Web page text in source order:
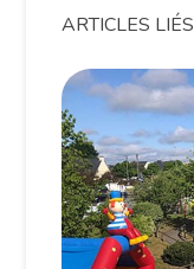
ARTICLES LIÉS